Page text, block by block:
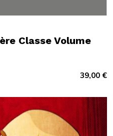
Classe Volume
39,00 €